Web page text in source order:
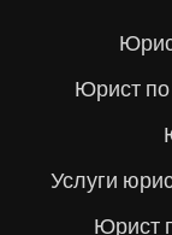
Юрист
Услуги
Юрист